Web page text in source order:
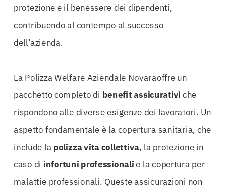
protezione e il benessere dei dipendenti,
contribuendo al contempo al successo
dell’azienda.
La Polizza Welfare Aziendale Novaraoffre un
pacchetto completo di benefit assicurativi che
rispondono alle diverse esigenze dei lavoratori. Un
aspetto fondamentale è la copertura sanitaria, che
include la polizza vita collettiva, la protezione in
caso di infortuni professionalie la copertura per
malattie professionali. Queste assicurazioni non